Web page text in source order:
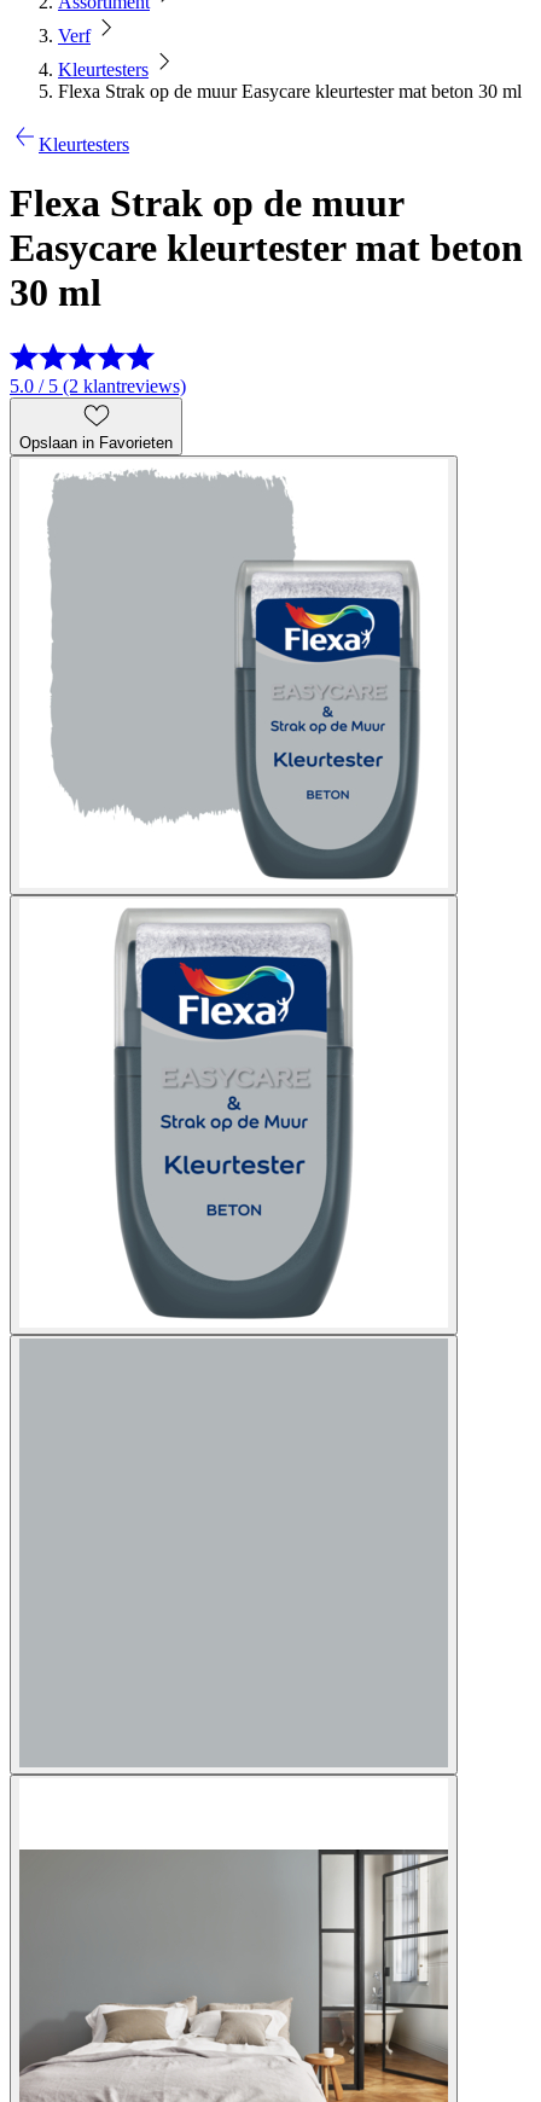
Verf
Kleurtesters
Flexa Strak op de muur Easycare kleurtester mat beton 30 ml
Kleurtesters
Flexa Strak op de muur
Easycare kleurtester mat beton
30 ml
5.0 / 5 (2 klantreviews)
Opslaan in Favorieten